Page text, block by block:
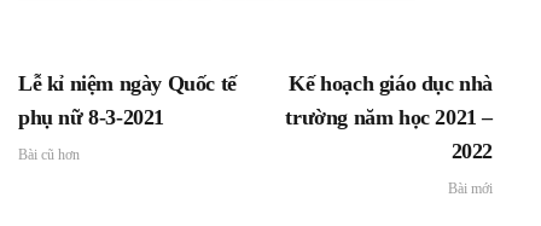
Lễ kỉ niệm ngày Quốc tế
phụ nữ 8-3-2021
Bài cũ hơn
Kế hoạch giáo dục nhà
trường năm học 2021 –
2022
Bài mới